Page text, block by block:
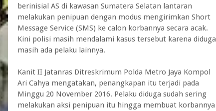
berinisial AS di kawasan Sumatera Selatan lantaran
melakukan penipuan dengan modus mengirimkan Short
Message Service (SMS) ke calon korbannya secara acak.
Kini polisi masih mendalami kasus tersebut karena diduga
masih ada pelaku lainnya.
Kanit II Jatanras Ditreskrimum Polda Metro Jaya Kompol
Ari Cahya mengatakan, penangkapan itu terjadi pada
Minggu 20 November 2016. Pelaku diduga sudah sering
melakukan aksi penipuan itu hingga membuat korbannya